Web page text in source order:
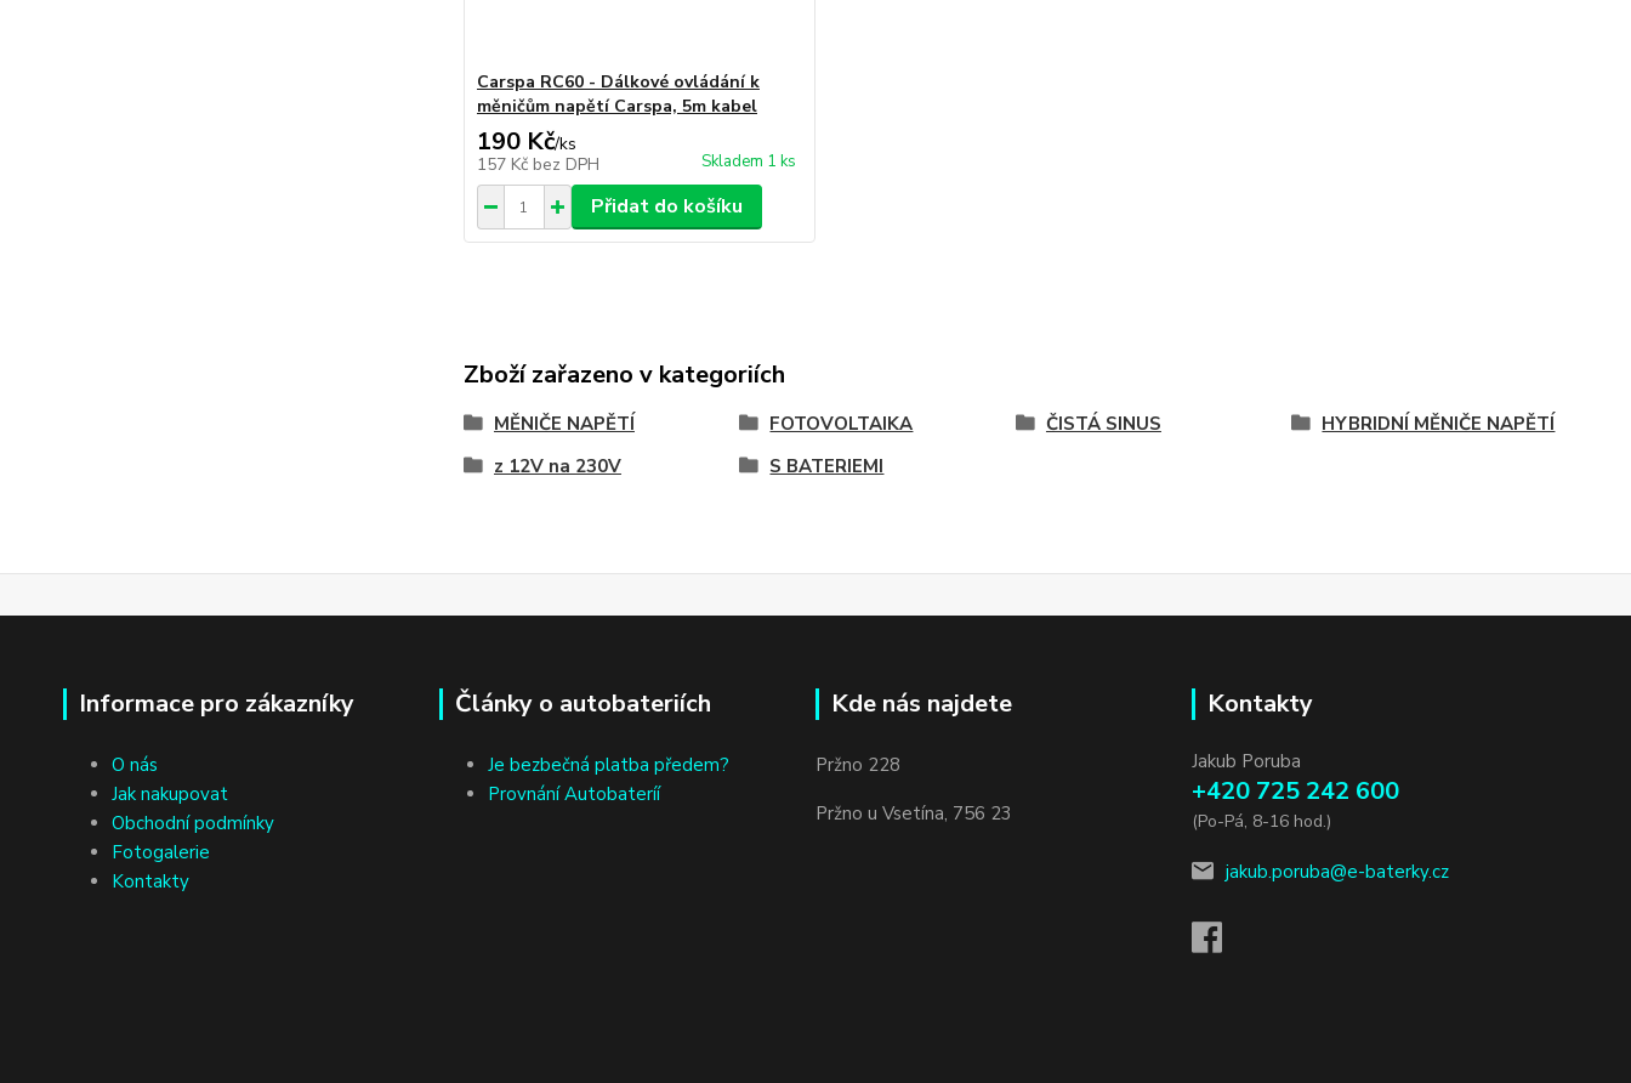
Carspa RC60 - Dálkové ovládání k
měničům napětí Carspa, 5m kabel
190 Kč/ks
157 Kč bez DPH Skladem 1 ks
Přidat do košíku
Zboží zařazeno v kategoriích
MĚNIČE NAPĚTÍ FOTOVOLTAIKA ČISTÁ SINUS
HYBRIDNÍ MĚNIČE NAPĚTÍ
z 12V na 230V
S BATERIEMI
Informace pro zákazníky
O nás
Jak nakupovat
Obchodní podmínky
Fotogalerie
Kontakty
Články o autobateriích
Je bezbečná platba předem?
Provnání Autobateríí
Kde nás najdete
Pržno 228
Pržno u Vsetína, 756 23
Kontakty
Jakub Poruba
+420 725 242 600
(Po-Pá, 8-16 hod.)
jakub.poruba@e-baterky.cz